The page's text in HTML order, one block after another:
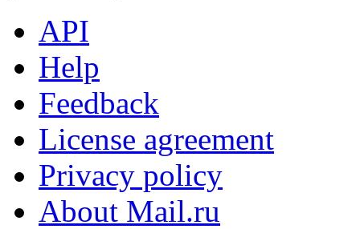
API
Help
Feedback
License agreement
Privacy policy
About Mail.ru